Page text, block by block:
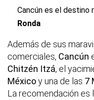
Cancún es el destino
Ronda
Además de sus
comerciales, Cancún
Chitzén Itzá, el
Méxicoy una de las 7
La recomendación es